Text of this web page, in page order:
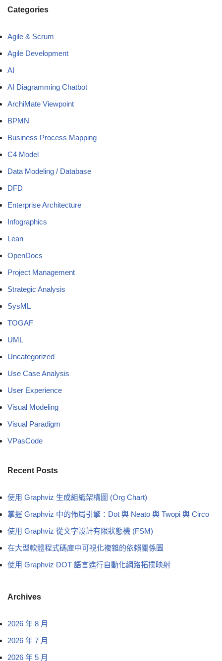
Categories
Agile & Scrum
Agile Development
AI
AI Diagramming Chatbot
ArchiMate Viewpoint
BPMN
Business Process Mapping
C4 Model
Data Modeling / Database
DFD
Enterprise Architecture
Infographics
Lean
OpenDocs
Project Management
Strategic Analysis
SysML
TOGAF
UML
Uncategorized
Use Case Analysis
User Experience
Visual Modeling
Visual Paradigm
VPasCode
Recent Posts
使用 Graphviz 生成組織架構圖 (Org Chart)
掌握 Graphviz 中的佈局引擎：Dot 與 Neato 與 Twopi 與 Circo
使用 Graphviz 從文字設計有限狀態機 (FSM)
在大型軟體程式碼庫中可視化複雜的依賴關係圖
使用 Graphviz DOT 語言進行自動化網路拓撲映射
Archives
2026 年 8 月
2026 年 7 月
2026 年 5 月